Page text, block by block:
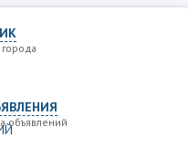
объявлений